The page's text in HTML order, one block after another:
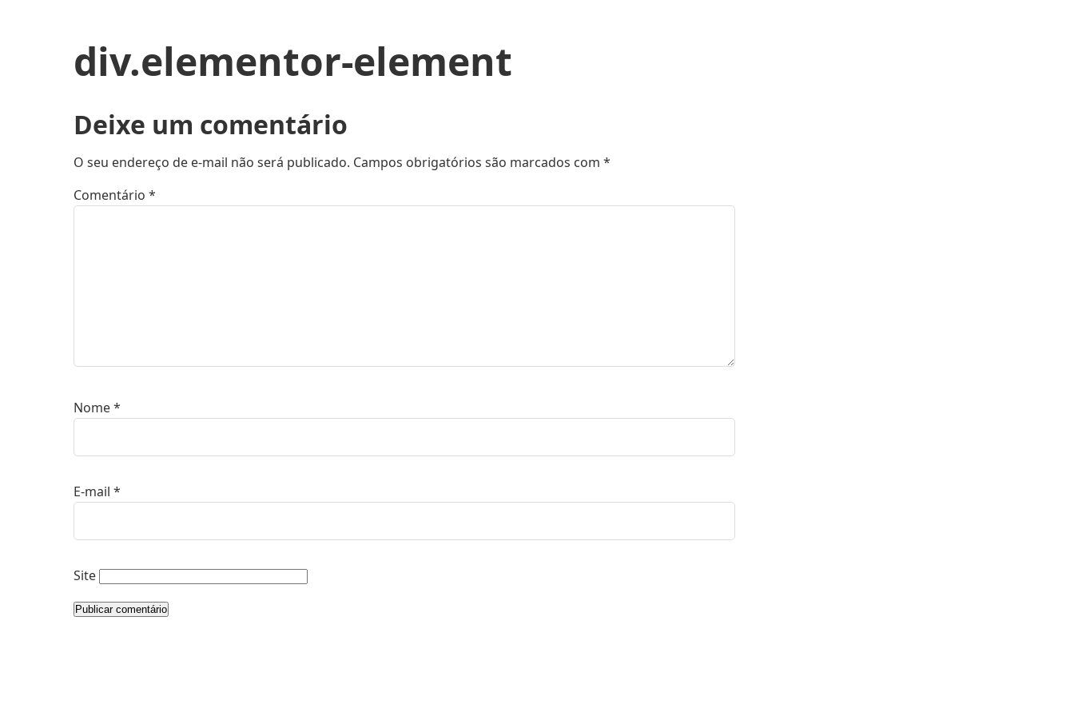
div.elementor-element
Deixe um comentário
O seu endereço de e-mail não será publicado. Campos obrigatórios são marcados com *
Comentário *
Nome*
E-mail *
Site